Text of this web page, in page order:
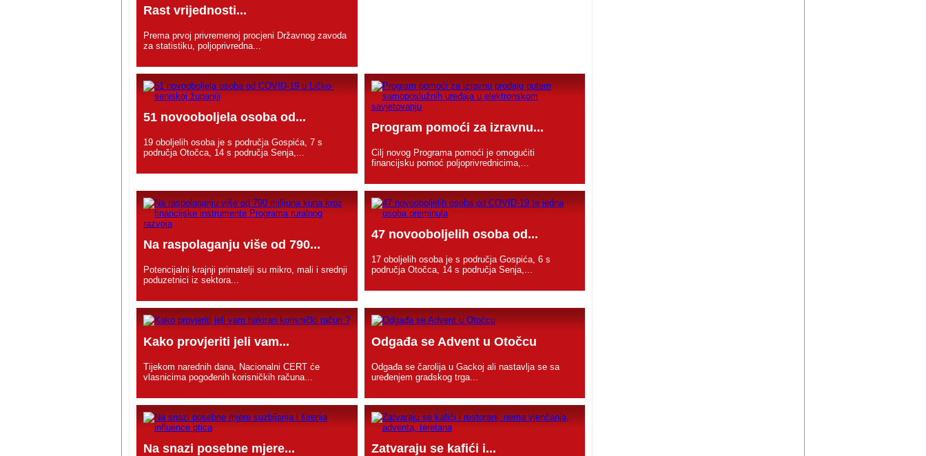
Rast vrijednosti...
Prema prvoj privremenoj procjeni Državnog zavoda
za statistiku, poljoprivredna...
51 novooboljela osoba od...
19 oboljelih osoba je s područja Gospića, 7 s
područja Otočca, 14 s područja Senja,...
Program pomoći za izravnu...
Cilj novog Programa pomoći je omogućiti
financijsku pomoć poljoprivrednicima,...
Na raspolaganju više od 790...
Potencijalni krajnji primatelji su mikro, mali i srednji
poduzetnici iz sektora...
47 novooboljelih osoba od...
17 oboljelih osoba je s područja Gospića, 6 s
područja Otočca, 14 s područja Senja,...
Kako provjeriti jeli vam...
Tijekom narednih dana, Nacionalni CERT će
vlasnicima pogođenih korisničkih računa...
Odgađa se Advent u Otočcu
Odgađa se čarolija u Gackoj ali nastavlja se sa
uređenjem gradskog trga...
Na snazi posebne mjere... Zatvaraju se kafići i...